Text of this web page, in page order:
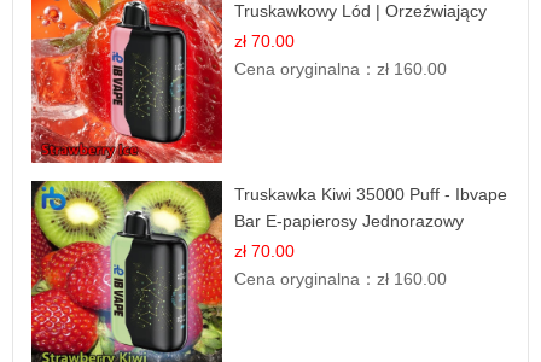
Truskawkowy Lód | Orzeźwiający
Smak
zł 70.00
Cena oryginalna：zł 160.00
Truskawka Kiwi 35000 Puff - Ibvape
Bar E-papierosy Jednorazowy
zł 70.00
Cena oryginalna：zł 160.00